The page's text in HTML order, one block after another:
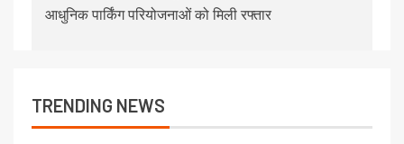
आधुनिक पार्किंग परियोजनाओं को मिली रफ्तार
TRENDING NEWS